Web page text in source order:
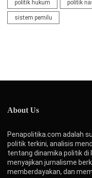
politik hukum politik
sistem pemilu
About Us
Penapolitika.com adalah
politik terkini, analisis
tentang dinamika politik di
menyajikan jurnalisme
memberdayakan, dan